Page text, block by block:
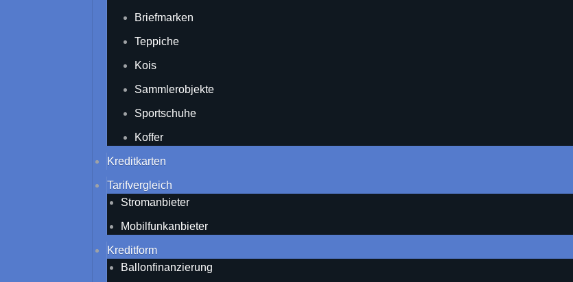
Briefmarken
Teppiche
Kois
Sammlerobjekte
Sportschuhe
Koffer
Kreditkarten
Tarifvergleich
Stromanbieter
Mobilfunkanbieter
Kreditform
Ballonfinanzierung